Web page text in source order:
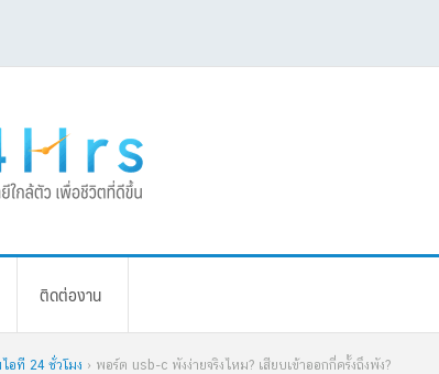
ติดต่องาน
อที 24 ชั่วโมง › พอร์ต usb-c พังง่ายจริงไหม? เสียบเข้าออกกี่ครั้งถึงพัง?